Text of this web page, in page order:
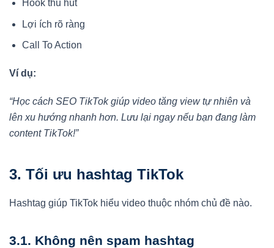
Hook thu hút
Lợi ích rõ ràng
Call To Action
Ví dụ:
“Học cách SEO TikTok giúp video tăng view tự nhiên và
lên xu hướng nhanh hơn. Lưu lại ngay nếu bạn đang làm
content TikTok!”
3. Tối ưu hashtag TikTok
Hashtag giúp TikTok hiểu video thuộc nhóm chủ đề nào.
3.1. Không nên spam hashtag